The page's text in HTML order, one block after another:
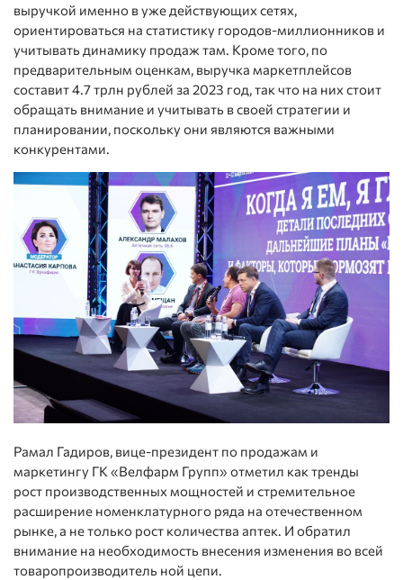
выручкой именно в уже действующих сетях,
ориентироваться на статистику городов-миллионников и
учитывать динамику продаж там. Кроме того, по
предварительным оценкам, выручка маркетплейсов
составит 4.7 трлн рублей за 2023 год, так что на них стоит
обращать внимание и учитывать в своей стратегии и
планировании, поскольку они являются важными
конкурентами.
Рамал Гадиров, вице-президент по продажам и
маркетингу ГК «Велфарм Групп» отметил как тренды
рост производственных мощностей и стремительное
расширение номенклатурного ряда на отечественном
рынке, а не только рост количества аптек. И обратил
внимание на необходимость внесения изменения во всей
товаропроизводитель ной цепи.